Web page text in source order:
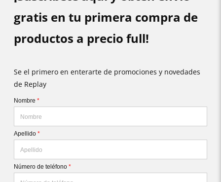
gratis en tu primera compra de
productos a precio full!
Se el primero en enterarte de promociones y novedades
de Replay
Nombre *
Apellido *
Número de teléfono *